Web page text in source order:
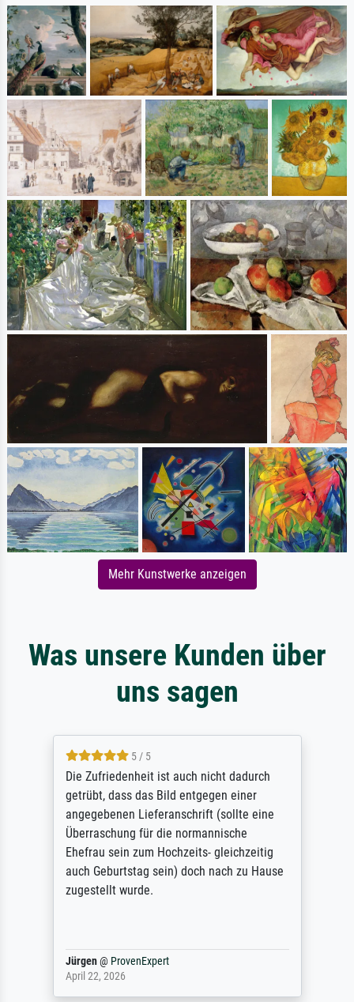
Mehr Kunstwerke anzeigen
Was unsere Kunden über
uns sagen
5 / 5
Die Zufriedenheit ist auch nicht dadurch
getrübt, dass das Bild entgegen einer
angegebenen Lieferanschrift (sollte eine
Überraschung für die normannische
Ehefrau sein zum Hochzeits- gleichzeitig
auch Geburtstag sein) doch nach zu Hause
zugestellt wurde.
Jürgen@ ProvenExpert
April 22, 2026